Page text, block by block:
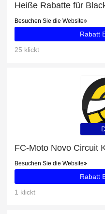
Besuchen Sie die Website
Rabatt
25 klickt
FC-Moto Novo Circuit
Besuchen Sie die Website
Rabatt
1 klickt